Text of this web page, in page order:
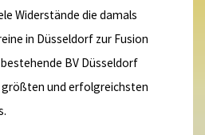
Widerstände die damals
in Düsseldorf zur Fusion
BV Düsseldorf
größten und erfolgreichsten